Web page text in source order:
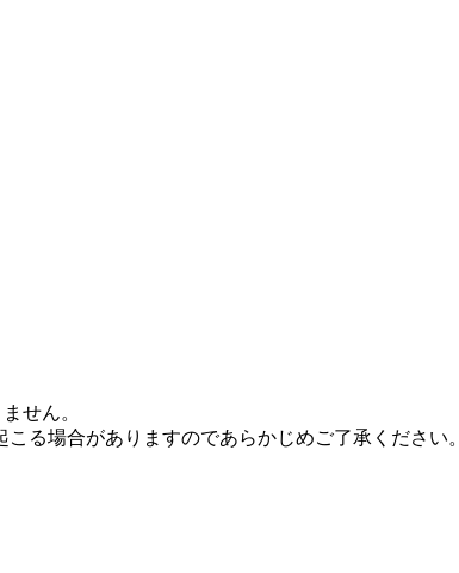
せん。
る場合がありますのであらかじめご了承ください。